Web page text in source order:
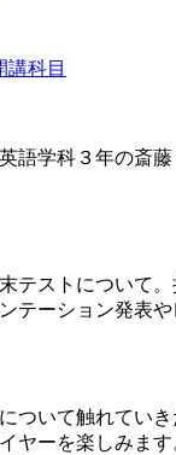
講科目
語学科３年の斎
テストについて
テーション発表
ついて触れてい
ヤーを楽しみま